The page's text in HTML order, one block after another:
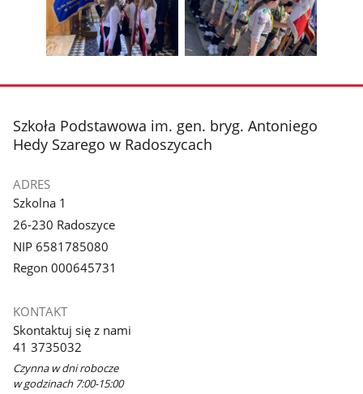
poprzednie
zdjęcia
1
galerii.
2
z
galerii.
galerii.
galerii.
stopka
Szkoła Podstawowa im. gen. bryg. Antoniego
Hedy Szarego w Radoszycach
ADRES
Szkolna 1
26-230 Radoszyce
NIP 6581785080
Regon 000645731
KONTAKT
Skontaktuj się z nami
41 3735032
Czynna w dni robocze
w godzinach 7:00-15:00